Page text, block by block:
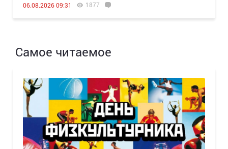
06.08.2026 09:31 1877
Самое читаемое